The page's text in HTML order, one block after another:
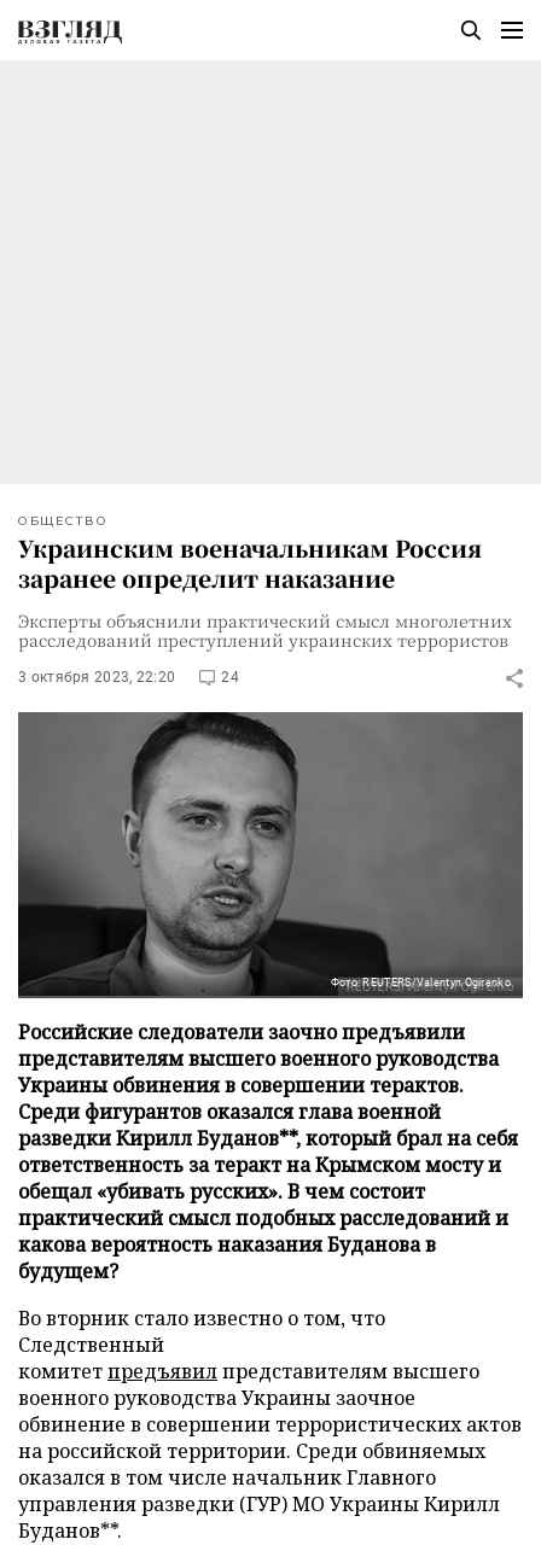
ОБЩЕСТВО
Украинским военачальникам Россия
заранее определит наказание
Эксперты объяснили практический смысл многолетних
расследований преступлений украинских террористов
3 октября 2023, 22:20 24
Фото: REUTERS/Valentyn Ogirenko
Российские следователи заочно предъявили
представителям высшего военного руководства
Украины обвинения в совершении терактов.
Среди фигурантов оказался глава военной
разведки Кирилл Буданов**, который брал на себя
ответственность за теракт на Крымском мосту и
обещал «убивать русских». В чем состоит
практический смысл подобных расследований и
какова вероятность наказания Буданова в
будущем?
Во вторник стало известно о том, что
Следственный
комитетпредъявилпредставителям высшего
военного руководства Украины заочное
обвинение в совершении террористических актов
на российской территории. Среди обвиняемых
оказался в том числе начальник Главного
управления разведки (ГУР) МО Украины Кирилл
Буданов**.